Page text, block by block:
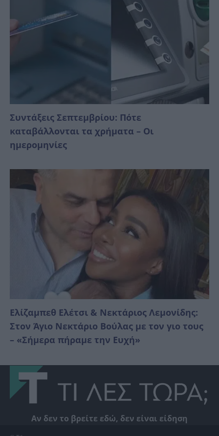
Συντάξεις Σεπτεμβρίου: Πότε
καταβάλλονται τα χρήματα – Οι
ημερομηνίες
Ελίζαμπεθ Ελέτσι & Νεκτάριος Λεμονίδης:
Στον Άγιο Νεκτάριο Βούλας με τον γιο τους
– «Σήμερα πήραμε την Ευχή»
Αν δεν το βρείτε εδώ, δεν είναι είδηση